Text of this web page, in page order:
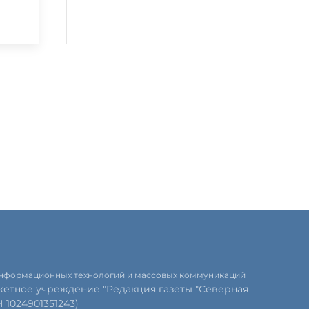
технологий и массовых коммуникаций
учреждение "Редакция газеты "Северная